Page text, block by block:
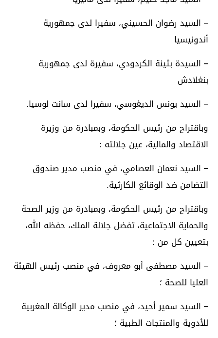
– السيد رضوان الحسيني، سفيرا لدى جمهورية
أندونيسيا
– السيدة بثينة الكردودي، سفيرة لدى جمهورية
بنغلادش
– السيد يونس الديغوسي، سفيرا لدى سانت لوسيا.
وباقتراح من رئيس الحكومة، وبمبادرة من وزيرة
الاقتصاد والمالية، عين جلالته :
– السيد نعمان العصامي، في منصب مدير صندوق
التضامن ضد الوقائع الكارثية.
وباقتراح من رئيس الحكومة، وبمبادرة من وزير الصحة
والحماية الاجتماعية، تفضل جلالة الملك، حفظه الله،
بتعيين كل من :
– السيد مصطفى أبو معروف، في منصب رئيس الهيئة
العليا للصحة ؛
– السيد سمير أحيد، في منصب مدير الوكالة المغربية
للأدوية والمنتجات الطبية ؛